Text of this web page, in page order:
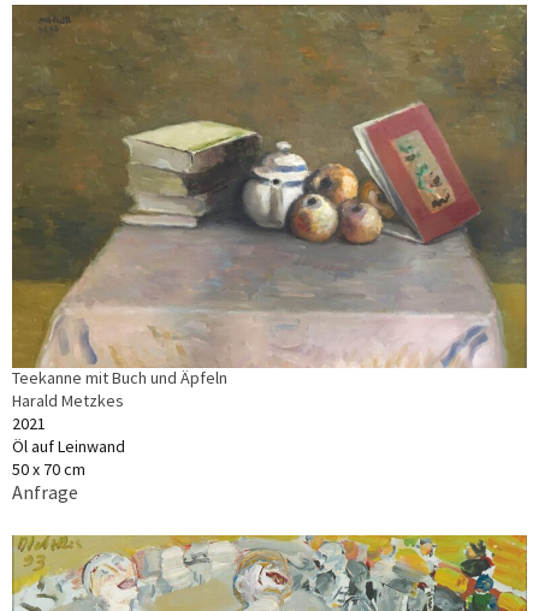
Teekanne mit Buch und Äpfeln
Harald Metzkes
2021
Öl auf Leinwand
50 x 70 cm
Anfrage